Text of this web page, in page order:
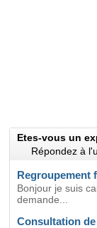
Etes-vous un
Répondez à
Regroupement
Bonjour je suis
demande...
Consultation